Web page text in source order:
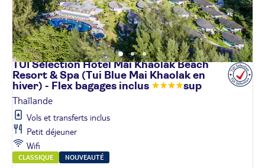
TUI Sélection Hôtel Mai Khaolak Beach
Resort & Spa (Tui Blue Mai Khaolak en
hiver) - Flex bagages inclus sup
Thaïlande
Vols et transferts inclus
Petit déjeuner
Wifi
CLASSIQUE NOUVEAUTÉ